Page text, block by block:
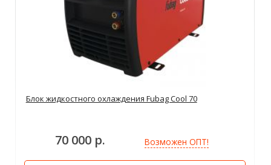
Блок жидкостного охлаждения Fubag Cool 70
70 000 р. Возможен ОПТ!